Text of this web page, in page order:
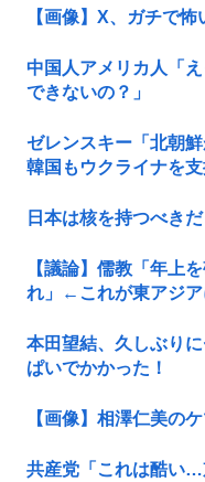
【画像】X、ガチで
中国人アメリカ人「
できないの？」
ゼレンスキー「北朝
韓国もウクライナを支
日本は核を持つべき
【議論】儒教「年上
れ」←これが東アジ
本田望結、久しぶり
ぱいでかかった！
【画像】相澤仁美の
共産党「これは酷い…